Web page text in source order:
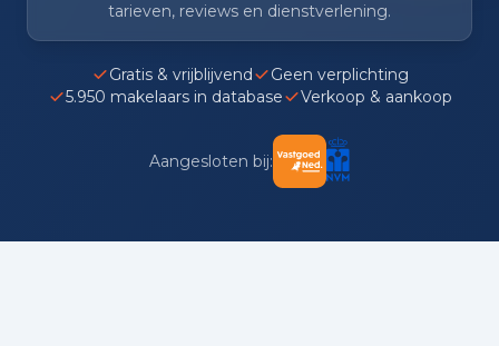
tarieven, reviews en dienstverlening.
Gratis & vrijblijvend
Geen verplichting
5.950 makelaars in database
Verkoop & aankoop
Aangesloten bij: